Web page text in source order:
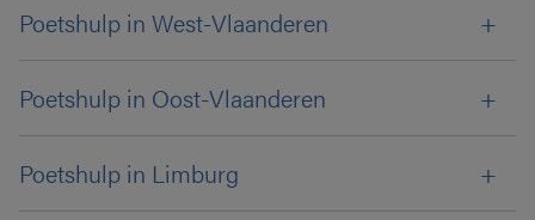
Poetshulp in West-Vlaanderen
Poetshulp in Oost-Vlaanderen
Poetshulp in Limburg